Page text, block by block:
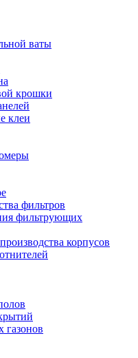
ваты
крошки
клеи
фильтров
фильтрующих
корпусов
газонов